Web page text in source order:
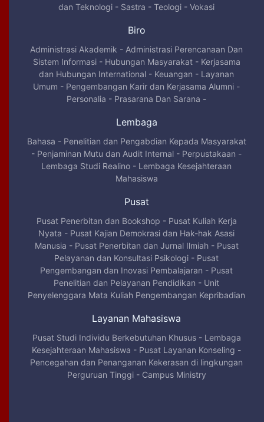
dan Teknologi - Sastra - Teologi - Vokasi
Biro
Administrasi Akademik - Administrasi Perencanaan Dan
Sistem Informasi- Hubungan Masyarakat- Kerjasama
dan Hubungan International - Keuangan - Layanan
Umum - Pengembangan Karir dan Kerjasama Alumni -
Personalia - Prasarana Dan Sarana -
Lembaga
Bahasa - Penelitian dan Pengabdian Kepada Masyarakat
- Penjaminan Mutu dan Audit Internal - Perpustakaan -
Lembaga Studi Realino - Lembaga Kesejahteraan
Mahasiswa
Pusat
Pusat Penerbitan dan Bookshop - Pusat Kuliah Kerja
Nyata - Pusat Kajian Demokrasi dan Hak-hak Asasi
Manusia - Pusat Penerbitan dan Jurnal Ilmiah - Pusat
Pelayanan dan Konsultasi Psikologi - Pusat
Pengembangan dan Inovasi Pembalajaran - Pusat
Penelitian dan Pelayanan Pendidikan - Unit
Penyelenggara Mata Kuliah Pengembangan Kepribadian
Layanan Mahasiswa
Pusat Studi Individu Berkebutuhan Khusus- Lembaga
Kesejahteraan Mahasiswa - Pusat Layanan Konseling -
Pencegahan dan Penanganan Kekerasan di lingkungan
Perguruan Tinggi- Campus Ministry